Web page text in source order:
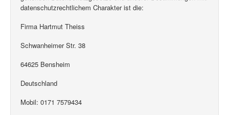
datenschutzrechtlichem Charakter ist die:
Firma Hartmut Theiss
Schwanheimer Str. 38
64625 Bensheim
Deutschland
Mobil: 0171 7579434